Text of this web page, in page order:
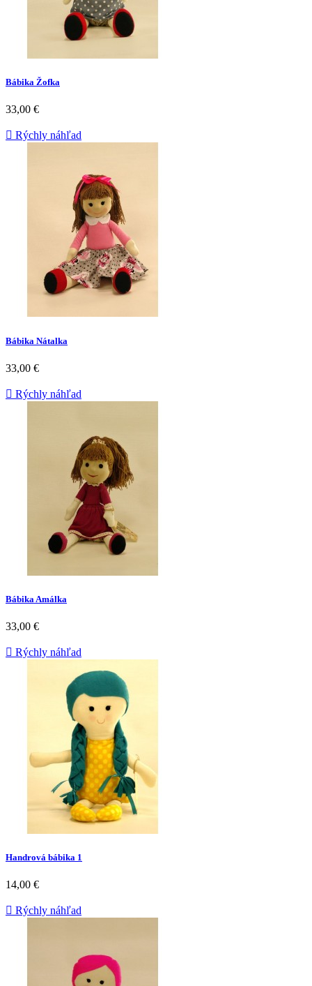
Bábika Žofka
33,00 €
 Rýchly náhľad
Bábika Nátalka
33,00 €
 Rýchly náhľad
Bábika Amálka
33,00 €
 Rýchly náhľad
Handrová bábika 1
14,00 €
 Rýchly náhľad